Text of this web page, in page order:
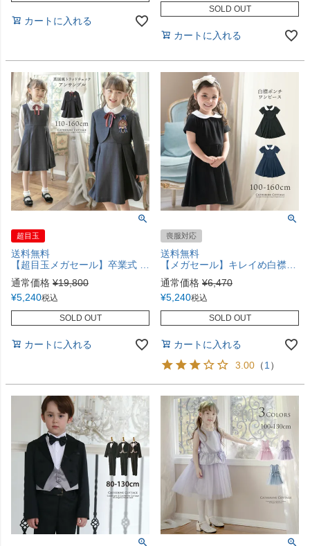
カートに入れる
SOLD OUT
カートに入れる
超目玉
送料無料
【超目玉メガセール】卒業式 入学式 グレンチェックアンサンブルセット 女の子スーツセット フォーマル 女子スーツ ２点セット TAK
通常価格 ¥19,800
¥5,240税込
SOLD OUT
カートに入れる
喪服対応
送料無料
【メガセール】キレイめ白襟ポンチワンピース フォーマル 女の子 きちんとワンピース TAK
通常価格 ¥6,470
¥5,240税込
SOLD OUT
カートに入れる
3.00 （1 ）